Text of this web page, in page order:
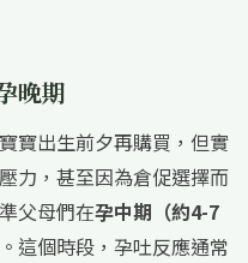
晚期
寶出生前夕再購買，但實
力，甚至因為倉促選擇而
父母們在孕中期（約4-7
這個時段，孕吐反應通常